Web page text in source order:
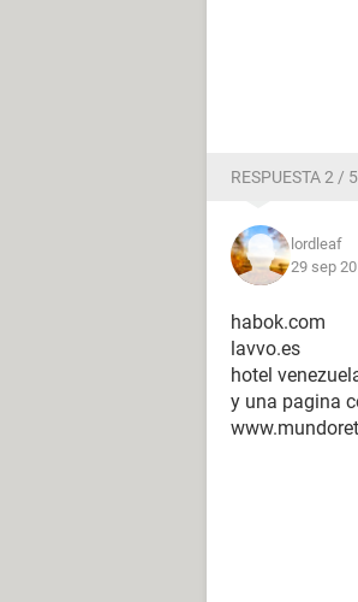
RESPUESTA 2 / 5
lordleaf
29 sep
habok.com
lavvo.es
hotel
y una pagina